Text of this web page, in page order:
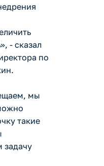
- сказал
по
мы
такие
задачу